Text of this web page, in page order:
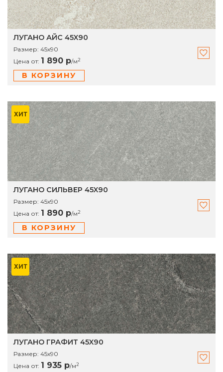
ЛУГАНО АЙС 45X90
Размер: 45х90
Цена от: 1 890 р/м2
В КОРЗИНУ
ХИТ
ЛУГАНО СИЛЬВЕР 45X90
Размер: 45х90
Цена от: 1 890 р/м2
В КОРЗИНУ
ХИТ
ЛУГАНО ГРАФИТ 45X90
Размер: 45х90
Цена от: 1 935 р/м2